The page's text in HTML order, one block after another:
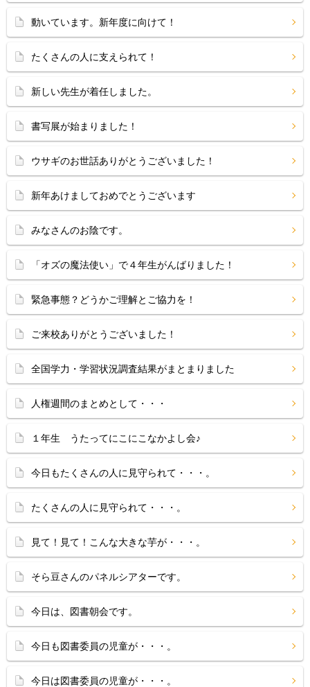
動いています。新年度に向けて！
たくさんの人に支えられて！
新しい先生が着任しました。
書写展が始まりました！
ウサギのお世話ありがとうございました！
新年あけましておめでとうございます
みなさんのお陰です。
「オズの魔法使い」で４年生がんばりました！
緊急事態？どうかご理解とご協力を！
ご来校ありがとうございました！
全国学力・学習状況調査結果がまとまりました
人権週間のまとめとして・・・
１年生 うたってにこにこなかよし会♪
今日もたくさんの人に見守られて・・・。
たくさんの人に見守られて・・・。
見て！見て！こんな大きな芋が・・・。
そら豆さんのパネルシアターです。
今日は、図書朝会です。
今日も図書委員の児童が・・・。
今日は図書委員の児童が・・・。